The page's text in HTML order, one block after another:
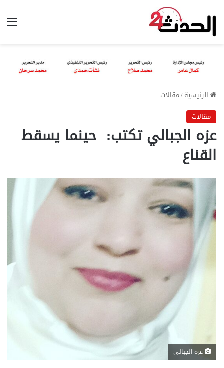
الرئيسية/مقالات
مقالات
عزه الجبالي تكتب: حينما يسقط
القناع
عزة الجبالى